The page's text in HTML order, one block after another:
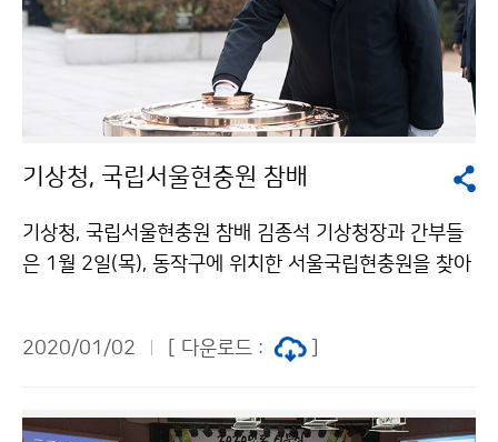
기상청, 국립서울현충원 참배
기상청, 국립서울현충원 참배 김종석 기상청장과 간부들
은 1월 2일(목), 동작구에 위치한 서울국립현충원을 찾아
2020/01/02
[ 다운로드 :